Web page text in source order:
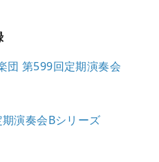
団 第599回定期演奏会
演奏会Bシリーズ